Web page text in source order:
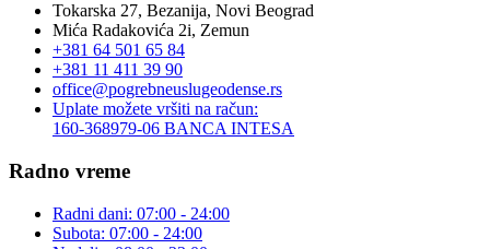
Tokarska 27, Bezanija, Novi Beograd
Mića Radakovića 2i, Zemun
+381 64 501 65 84
+381 11 411 39 90
office@pogrebneuslugeodense.rs
Uplate možete vršiti na račun:
160-368979-06 BANCA INTESA
Radno vreme
Radni dani: 07:00 - 24:00
Subota: 07:00 - 24:00